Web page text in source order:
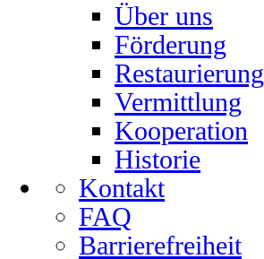
Über uns
Förderung
Restaurierung
Vermittlung
Kooperation
Historie
Kontakt
FAQ
Barrierefreiheit